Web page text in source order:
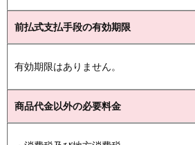
前払式支払手段の有効期限
有効期限はありません。
商品代金以外の必要料金